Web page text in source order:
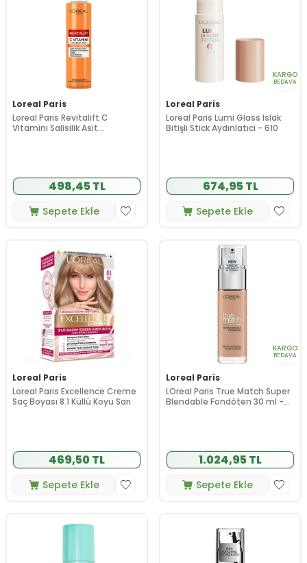
Loreal Paris
Loreal Paris Revitalift C
Vitamini Salisilik Asit
498,45 TL
Sepete Ekle
KARGO
BEDAVA
Loreal Paris
Loreal Paris Lumi Glass Islak
Bitişli Stick Aydınlatıcı - 610
674,95 TL
Sepete Ekle
Loreal Paris
Loreal Paris Excellence Creme
Saç Boyası 8.1 Küllü Koyu Sarı
469,50 TL
Sepete Ekle
KARGO
BEDAVA
Loreal Paris
LOreal Paris True Match Super
Blendable Fondöten 30 ml -
1.024,95 TL
Sepete Ekle